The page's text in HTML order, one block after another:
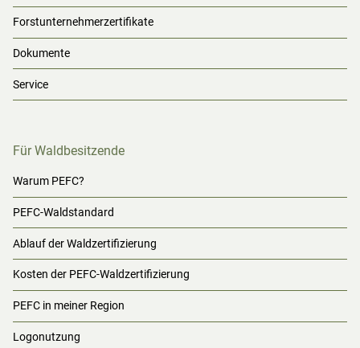
Forstunternehmerzertifikate
Dokumente
Service
Für Waldbesitzende
Warum PEFC?
PEFC-Waldstandard
Ablauf der Waldzertifizierung
Kosten der PEFC-Waldzertifizierung
PEFC in meiner Region
Logonutzung